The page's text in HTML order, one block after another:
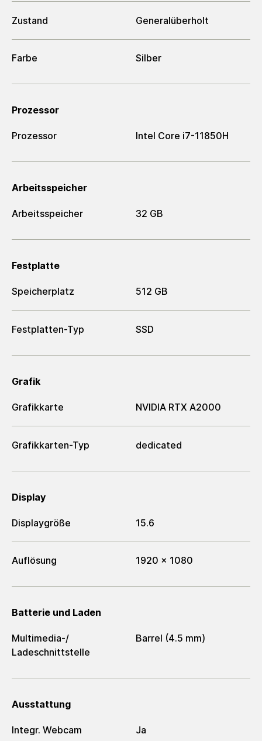
Zustand Generalüberholt
Farbe Silber
Prozessor
Prozessor Intel Core i7-11850H
Arbeitsspeicher
Arbeitsspeicher 32 GB
Festplatte
Speicherplatz 512 GB
Festplatten-Typ SSD
Grafik
Grafikkarte NVIDIA RTX A2000
Grafikkarten-Typ dedicated
Display
Displaygröße 15.6
Auflösung 1920 x 1080
Batterie und Laden
Multimedia-/​
Ladeschnittstelle
Barrel (4.5 mm)
Ausstattung
Integr. Webcam Ja